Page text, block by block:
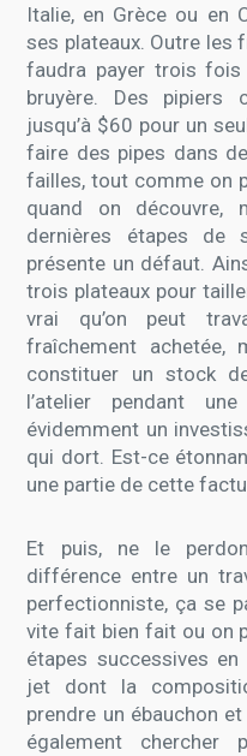
Italie, en Grèce ou en
ses plateaux. Outre les
faudra payer trois
bruyère. Des pipiers
jusqu’à $60 pour un
faire des pipes dans
failles, tout comme on
quand on découvre,
dernières étapes de
présente un défaut.
trois plateaux pour
vrai qu’on peut
fraîchement achetée,
constituer un stock
l’atelier pendant
évidemment un
qui dort. Est-ce
une partie de cette
Et puis, ne le
différence entre un
perfectionniste, ça se
vite fait bien fait ou on
étapes successives
jet dont la
prendre un ébauchon
également chercher